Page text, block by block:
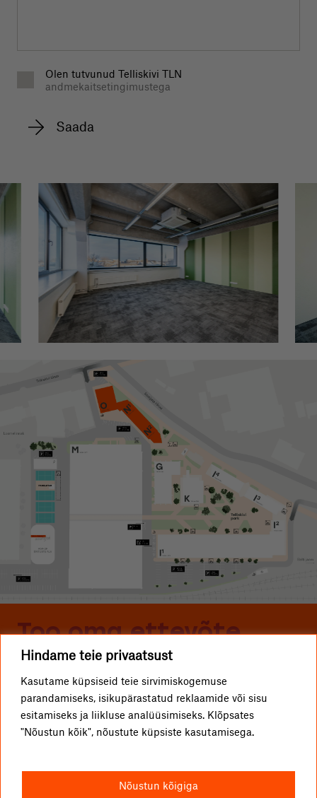
Hindame teie privaatsust
Kasutame küpsiseid teie sirvimiskogemuse
parandamiseks, isikupärastatud reklaamide või sisu
esitamiseks ja liikluse analüüsimiseks. Klõpsates
"Nõustun kõik", nõustute küpsiste kasutamisega.
Nõustun kõigiga
Olen tutvunud Telliskivi TLN
andmekaitsetingimustega
Too oma ettevõte
Telliskivisse
ETTEVÕTTED
KUIDAS TULLA?
Telliskivi TLN OÜ
Telliskivi 60/2, 10412 Tallinn
I1-hoone, A-sissepääs, 4. korrus